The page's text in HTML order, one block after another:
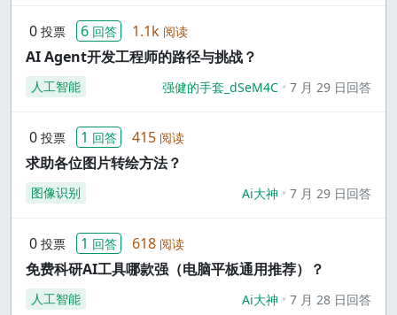
0 投票 6 回答 1.1k 阅读
AI Agent开发工程师的路径与挑战？
人工智能 强健的手套_dSeM4C 7 月 29 日回答
0 投票 1 回答 415 阅读
求助各位图片转绘方法？
图像识别 Ai大神 7 月 29 日回答
0 投票 1 回答 618 阅读
免费科研AI工具哪款强（电脑平板通用推荐）？
人工智能 Ai大神 7 月 28 日回答